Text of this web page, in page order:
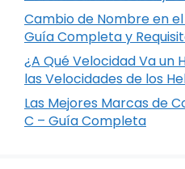
Cambio de Nombre en
Guía Completa y
¿A Qué Velocidad Va
las Velocidades de los
Las Mejores Marcas de
C – Guía Completa